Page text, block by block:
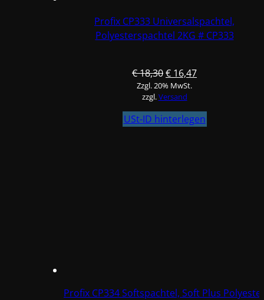
Profix CP333 Universalspachtel,
Polyesterspachtel 2KG # CP333
€18,30Ursprünglicher
Preis
war:
€ 18,30
€ 16,47Aktueller
€ 16,47.
Zzgl. 20% MwSt.
zzgl.Versand
USt-ID hinterlegen
Profix CP334 Softspachtel, Soft Plus